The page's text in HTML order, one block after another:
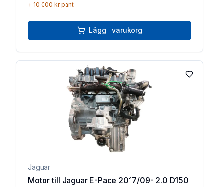
+ 10 000 krpant
Lägg i varukorg
Lägg till
Jaguar
Motor till Jaguar E-Pace 2017/09- 2.0 D150